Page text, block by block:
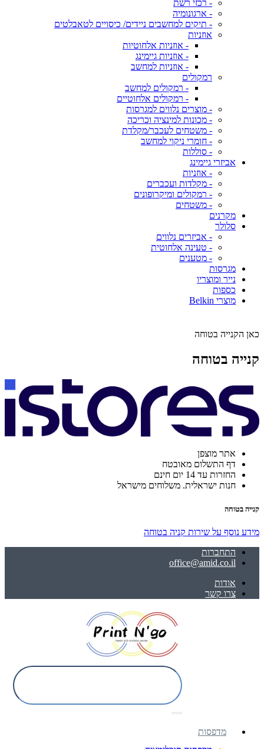
- רכזי רשת
- ארגונומיה
- תיקים למחשבים ניידים/ כיסויים לטאבלטים
אוזניות
- אוזניות אלחוטיות
- אוזניות גיימינג
- אוזניות למחשב
רמקולים
- רמקולים למחשב
- רמקולים אלחוטיים
- מוצרים נלווים למגרסות
- מכונות למינציה וכריכה
- משטחים לעכבר/מקלדת
- חומרי ניקוי למחשב
- סוללות
אביזרי גיימינג
- אוזניות
- מקלדות ועכברים
- רמקולים ומיקרופונים
- משטחים
מקרנים
סלולר
- אביזרים נלווים
- טעינה אלחוטית
- מטענים
מגרסות
נייר ומוצריו
כספות
מוצרי Belkin
כאן הקנייה בטוחה
קנייה בטוחה
אתר מוצפן
דף התשלום מאובטח
החזרות עד 14 יום חינם
חנות ישראלית. משלוחים מישראל
קנייה בטוחה
מידע נוסף על שירות קניה בטוחה
התחברות
office@amid.co.il
אודות
צרו קשר
מדפסות